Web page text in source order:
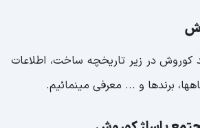
مجتمع کورش
کوروش در زیر تاریخچه ساخت، اطلاعات
برندها و ... معرفی مینمائیم.